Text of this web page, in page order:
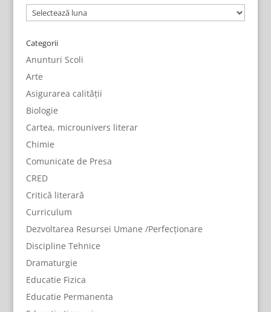
Arhive
Categorii
Anunturi Scoli
Arte
Asigurarea calității
Biologie
Cartea, microunivers literar
Chimie
Comunicate de Presa
CRED
Critică literară
Curriculum
Dezvoltarea Resursei Umane /Perfecționare
Discipline Tehnice
Dramaturgie
Educatie Fizica
Educatie Permanenta